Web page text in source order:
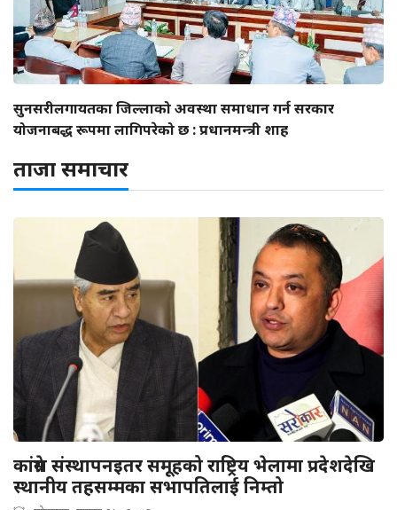
सुनसरीलगायतका जिल्लाको अवस्था समाधान गर्न सरकार
योजनाबद्ध रूपमा लागिपरेको छ : प्रधानमन्त्री शाह
ताजा समाचार
कांग्रेस संस्थापनइतर समूहको राष्ट्रिय भेलामा प्रदेशदेखि
स्थानीय तहसम्मका सभापतिलाई निम्तो